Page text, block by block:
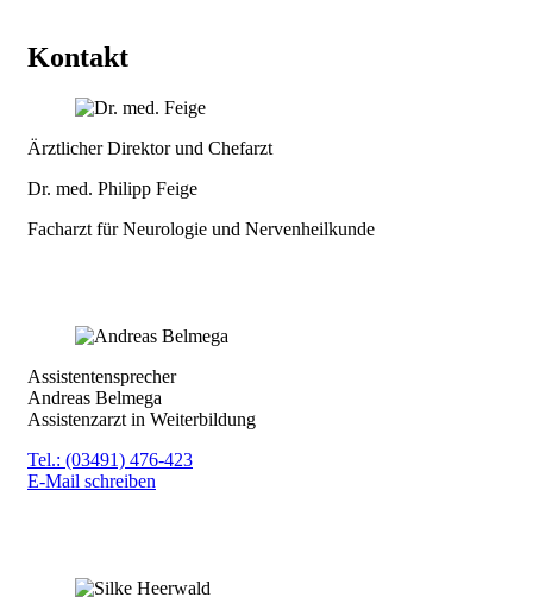
Kontakt
Ärztlicher Direktor und Chefarzt
Dr. med. Philipp Feige
Facharzt für Neurologie und Nervenheilkunde
Assistentensprecher
Andreas Belmega
Assistenzarzt in Weiterbildung
Tel.: (03491) 476-423
E-Mail schreiben